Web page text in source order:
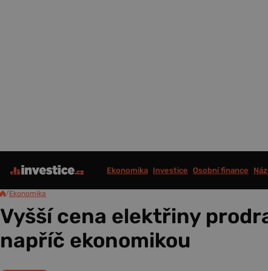
Ekonomika Investice Osobní finance
/Ekonomika
Vyšší cena elektřiny
napříč ekonomikou